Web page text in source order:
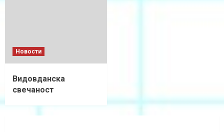
Новости
Видовданска
свечаност